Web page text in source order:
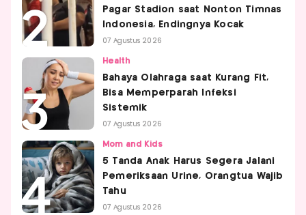
Pagar Stadion saat Nonton Timnas
Indonesia, Endingnya Kocak
07 Agustus 2026
Health
Bahaya Olahraga saat Kurang Fit,
Bisa Memperparah Infeksi
Sistemik
07 Agustus 2026
Mom and Kids
5 Tanda Anak Harus Segera Jalani
Pemeriksaan Urine, Orangtua Wajib
Tahu
07 Agustus 2026